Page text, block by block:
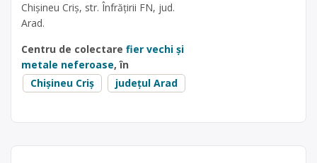
Chișineu Criș, str. Înfrățirii FN, jud.
Arad.
Centru de colectare fier vechi și
metale neferoase, în
Chișineu Criș
județul Arad